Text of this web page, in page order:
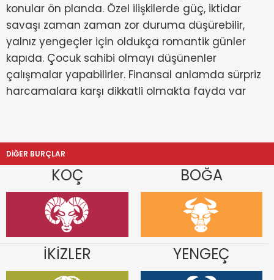
konular ön planda. Özel ilişkilerde güç, iktidar
savaşı zaman zaman zor duruma düşürebilir,
yalnız yengeçler için oldukça romantik günler
kapıda. Çocuk sahibi olmayı düşünenler
çalışmalar yapabilirler. Finansal anlamda sürpriz
harcamalara karşı dikkatli olmakta fayda var
DİĞER BURÇLAR
KOÇ BOĞA
İKİZLER YENGEÇ